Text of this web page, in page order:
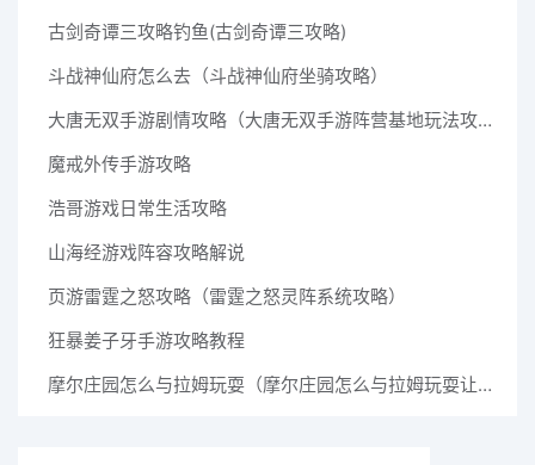
古剑奇谭三攻略钓鱼(古剑奇谭三攻略)
斗战神仙府怎么去（斗战神仙府坐骑攻略）
大唐无双手游剧情攻略（大唐无双手游阵营基地玩法攻略）
魔戒外传手游攻略
浩哥游戏日常生活攻略
山海经游戏阵容攻略解说
页游雷霆之怒攻略（雷霆之怒灵阵系统攻略）
狂暴姜子牙手游攻略教程
摩尔庄园怎么与拉姆玩耍（摩尔庄园怎么与拉姆玩耍让凯文老师看看自己的拉姆）